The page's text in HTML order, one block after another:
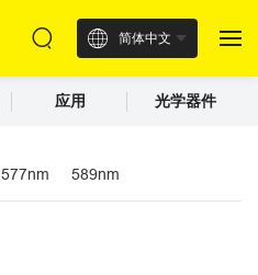
简体中文
应用 光学器件
577nm 589nm